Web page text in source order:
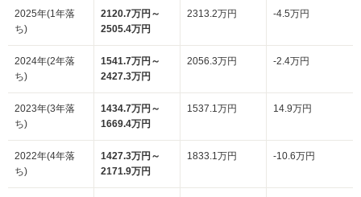
2025年(1年落
ち)
2120.7万円～
2505.4万円
2313.2万円 -4.5万円
2024年(2年落
ち)
1541.7万円～
2427.3万円
2056.3万円 -2.4万円
2023年(3年落
ち)
1434.7万円～
1669.4万円
1537.1万円 14.9万円
2022年(4年落
ち)
1427.3万円～
2171.9万円
1833.1万円 -10.6万円